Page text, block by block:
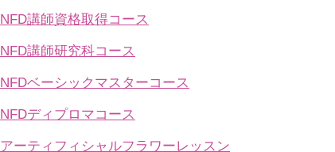
NFD講師資格取得コース
NFD講師研究科コース
NFDベーシックマスターコース
NFDディプロマコース
アーティフィシャルフラワーレッスン